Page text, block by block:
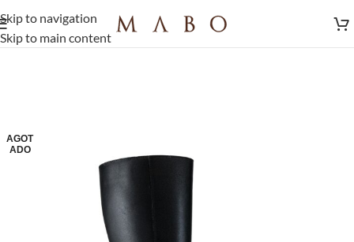
Skip to navigation
Skip to main content
AGOT
ADO